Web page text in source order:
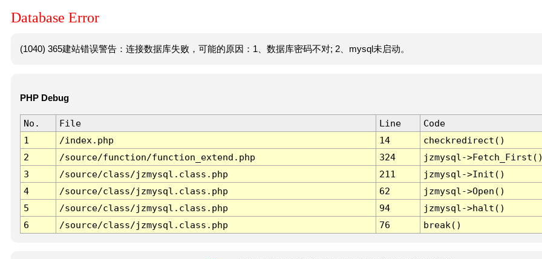
Database Error
(1040) 365建站错误警告：连接数据库失败，可能的原因：1、数据库密码不对; 2、mysql未启动。
PHP Debug
No. File Line
Code
1
/index.php 14
checkredirect()
2
/source/function/function_extend.php 324
jzmysql-
3
/source/class/jzmysql.class.php 211
jzmysql->Init()
4
/source/class/jzmysql.class.php 62
jzmysql->Open()
5
/source/class/jzmysql.class.php 94
jzmysql->halt()
6
/source/class/jzmysql.class.php 76 break()